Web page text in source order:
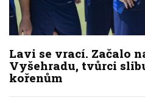
Lavi se vrací. Začalo
Vyšehradu, tvůrci
kořenům